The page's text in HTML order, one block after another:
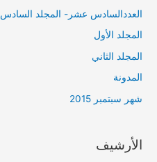
العددالسادس عشر- المجلد السادس
المجلد الأول
المجلد الثاني
المدونة
شهر سبتمبر 2015
الأرشيف